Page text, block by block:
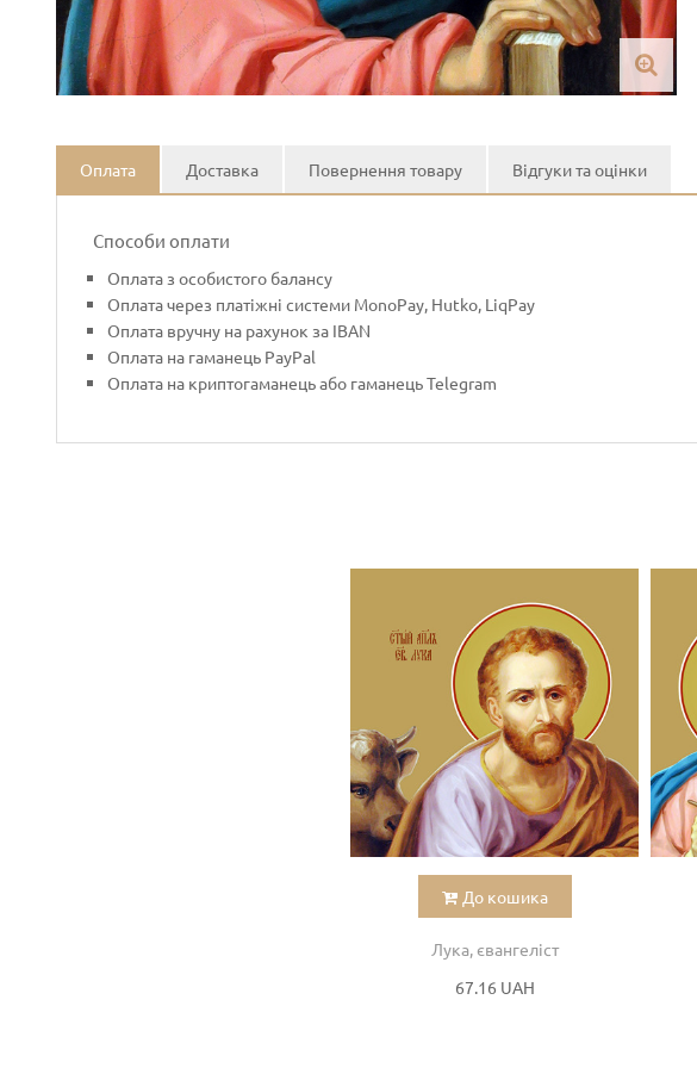
Оплата Доставка Повернення товару Відгуки та оцінки
Способи оплати
Оплата з особистого балансу
Оплата через платіжні системи MonoPay, Hutko, LiqPay
Оплата вручну на рахунок за IBAN
Оплата на гаманець PayPal
Оплата на криптогаманець або гаманець Telegram
До кошика
Лука, євангеліст
67.16 UAH